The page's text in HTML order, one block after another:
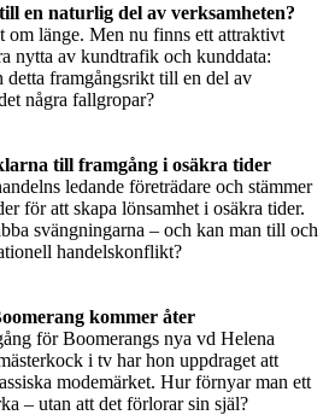
en naturlig del av verksamheten?
om länge. Men nu finns ett attraktivt
nytta av kundtrafik och kunddata:
framgångsrikt till en del av
några fallgropar?
till framgång i osäkra tider
ledande företrädare och stämmer
för att skapa lönsamhet i osäkra tider.
svängningarna – och kan man till och
handelskonflikt?
kommer åter
för Boomerangs nya vd Helena
i tv har hon uppdraget att
modemärket. Hur förnyar man ett
– utan att det förlorar sin själ?